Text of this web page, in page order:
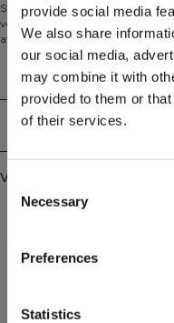
provide social media
We also share
our social media,
may combine it with
provided to them or
of their services.
Consent
Selection
Necessary
Preferences
Statistics
Strakke, lichtgewicht bandeau-
vorm en moeiteloze
afneembare bandjes voor
naadloze constructie zorgt voor
onzichtbaar onder lagen, met
alledaags gebruik. Zachte
comfort de hele dag door. 90%
Technische aspecten
Bezorging en retouren
Vergelijkbare producten